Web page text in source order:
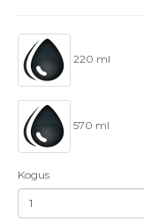
220 ml
570 ml
Kogus